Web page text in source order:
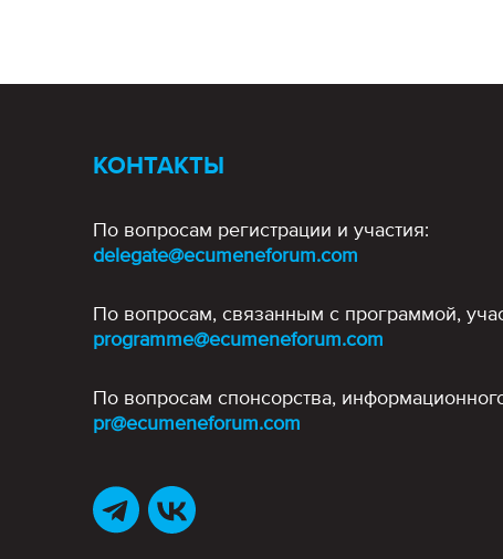
КОНТАКТЫ
По вопросам регистрации и участия:
delegate@ecumeneforum.com
По вопросам, связанным с программой,
programme@ecumeneforum.com
По вопросам спонсорства,
pr@ecumeneforum.com